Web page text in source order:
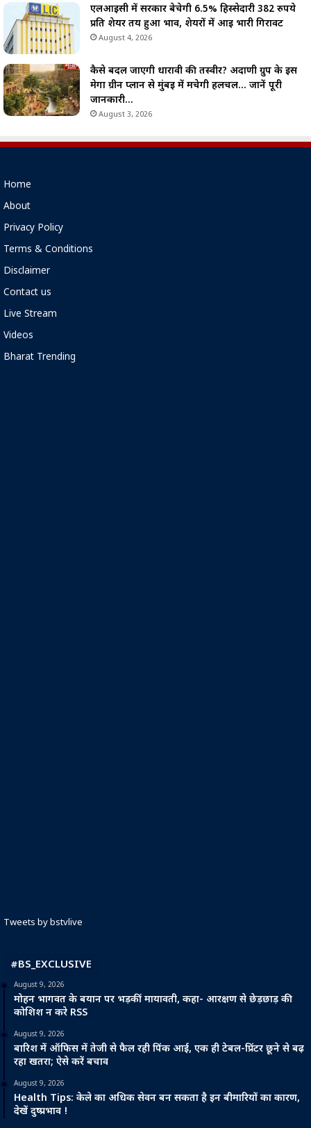
एलआईसी में सरकार बेचेगी 6.5% हिस्सेदारी 382 रुपये
प्रति शेयर तय हुआ भाव, शेयरों में आई भारी गिरावट
August 4, 2026
कैसे बदल जाएगी धारावी की तस्वीर? अदाणी ग्रुप के इस
मेगा ग्रीन प्लान से मुंबई में मचेगी हलचल… जानें पूरी
जानकारी…
August 3, 2026
Home
About
Privacy Policy
Terms & Conditions
Disclaimer
Contact us
Live Stream
Videos
Bharat Trending
Tweets by bstvlive
#BS_EXCLUSIVE
August 9, 2026
मोहन भागवत के बयान पर भड़कीं मायावती, कहा- आरक्षण से छेड़छाड़ की
कोशिश न करे RSS
August 9, 2026
बारिश में ऑफिस में तेजी से फैल रही पिंक आई, एक ही टेबल-प्रिंटर छूने से बढ़
रहा खतरा; ऐसे करें बचाव
August 9, 2026
Health Tips: केले का अधिक सेवन बन सकता है इन बीमारियों का कारण,
देखें दुष्प्रभाव !